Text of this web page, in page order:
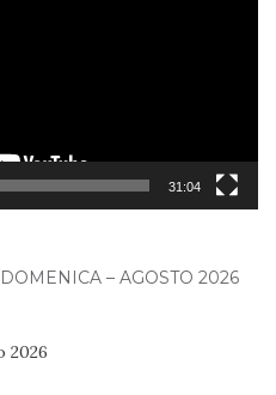
31:04
– AGOSTO 2026
2026